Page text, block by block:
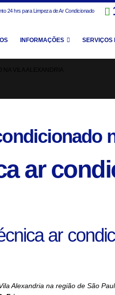
24 hrs para Limpeza de Ar Condicionado
INFORMAÇÕES SERVIÇOS
ar
ar
Alexandria na região de São